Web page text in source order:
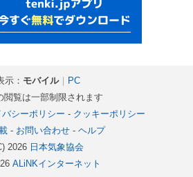
示： モバイル｜ PC
覧は一部制限されます
バシーポリシー - クッキーポリシー
- お問い合わせ- ヘルプ
2026 日本気象協会
ALiNKインターネット